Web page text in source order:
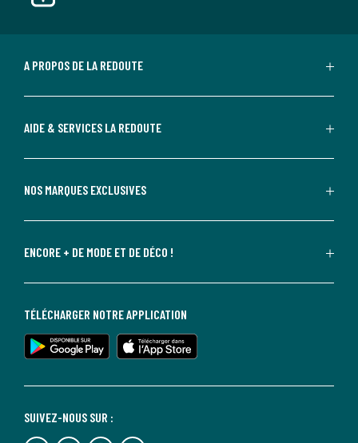
A PROPOS DE LA REDOUTE
AIDE & SERVICES LA REDOUTE
NOS MARQUES EXCLUSIVES
ENCORE + DE MODE ET DE DÉCO !
SUIVEZ-NOUS SUR :
TÉLÉCHARGER NOTRE APPLICATION